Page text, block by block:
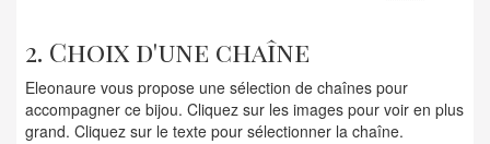
2. Choix d'une chaîne
Eleonaure vous propose une sélection de chaînes pour
accompagner ce bijou. Cliquez sur les images pour voir en plus
grand. Cliquez sur le texte pour sélectionner la chaîne.